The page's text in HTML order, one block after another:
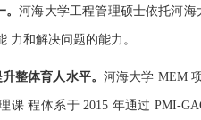
。河海大学工程管理硕士依托河
力和解决问题的能力。
整体育人水平。 河海大学 MEM
课 程体系于 2015 年通过 PMI-